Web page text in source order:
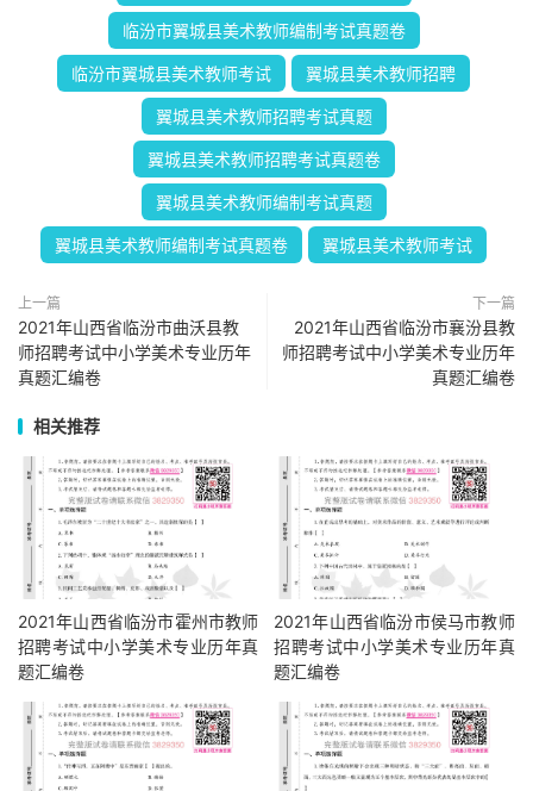
临汾市翼城县美术教师编制考试真题卷
临汾市翼城县美术教师考试 翼城县美术教师招聘
翼城县美术教师招聘考试真题
翼城县美术教师招聘考试真题卷
翼城县美术教师编制考试真题
翼城县美术教师编制考试真题卷 翼城县美术教师考试
上一篇
2021年山西省临汾市曲沃县教
师招聘考试中小学美术专业历年
真题汇编卷
下一篇
2021年山西省临汾市襄汾县教
师招聘考试中小学美术专业历年
真题汇编卷
相关推荐
2021年山西省临汾市霍州市教师
招聘考试中小学美术专业历年真
题汇编卷
2021年山西省临汾市侯马市教师
招聘考试中小学美术专业历年真
题汇编卷